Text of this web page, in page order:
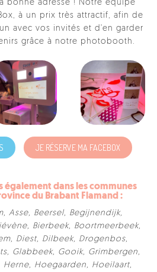
bonne adresse ! Notre équipe
à un prix très attractif, afin de
avec vos invités et d'en garder
grâce à notre photobooth.
JE RÉSERVE MA FACEBOX
également dans les communes
du Brabant Flamand :
, Asse, Beersel, Begijnendijk,
, Bierbeek, Boortmeerbeek,
, Diest, Dilbeek, Drogenbos,
, Glabbeek, Gooik, Grimbergen,
Herne, Hoegaarden, Hoeilaart,